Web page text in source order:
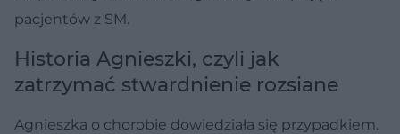
pacjentów z SM.
Historia Agnieszki, czyli jak
zatrzymać stwardnienie rozsiane
Agnieszka o chorobie dowiedziała się przypadkiem.